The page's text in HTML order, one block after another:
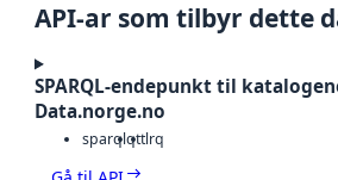
API-ar som tilbyr dette
SPARQL-endepunkt til
Data.norge.no
sparqlqttlrq